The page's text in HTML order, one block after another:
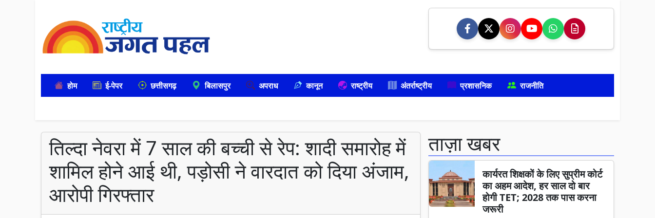
होम ई-पेपर छत्तीसगढ़ बिलासपुर अपराध कानून राष्ट्रीय अंतर्राष्ट्रीय प्रशासनिक राजनीति
तिल्दा नेवरा में 7 साल की बच्ची से रेप: शादी समारोह में
शामिल होने आई थी, पड़ोसी ने वारदात को दिया अंजाम,
आरोपी गिरफ्तार
ताज़ा खबर
कार्यरत शिक्षकों के लिए सुप्रीम कोर्ट
का अहम आदेश, हर साल दो बार
होगी TET; 2028 तक पास करना
जरूरी